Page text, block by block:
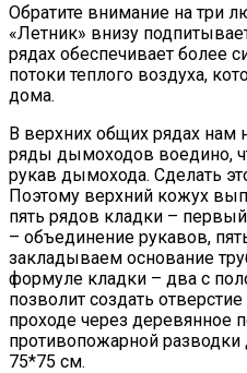
Обратите внимание на три
«Летник» внизу
рядах обеспечивает более
потоки теплого воздуха,
дома.
В верхних общих рядах нам
ряды дымоходов воедино,
рукав дымохода. Сделать
Поэтому верхний кожух
пять рядов кладки –
– объединение рукавов,
закладываем основание
формуле кладки – два с
позволит создать
проходе через деревянное
противопожарной
75*75 см.